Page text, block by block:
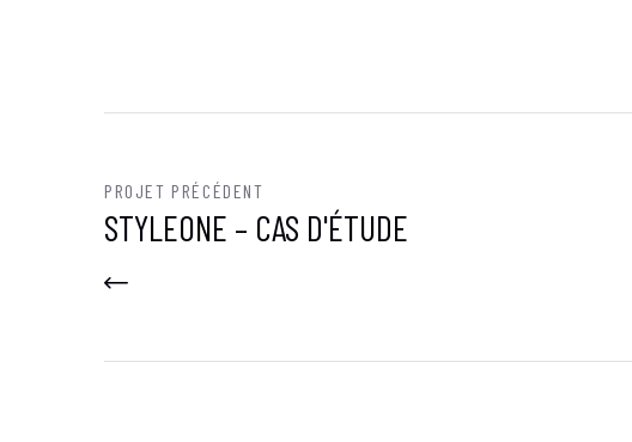
PROJET PRÉCÉDENT
STYLEONE – CAS D'ÉTUDE